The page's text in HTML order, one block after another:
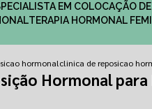
EM COLOCAÇÃO
TERAPIA HORMONAL
hormonalclinica de reposicao
Hormonal